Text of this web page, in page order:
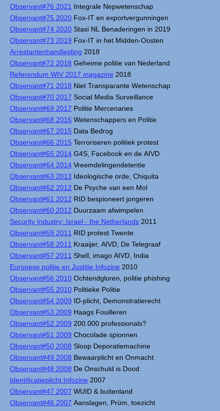
Observant#76 2021 Integrale Nepwetenschap
Observant#75 2020 Fox-IT en exportvergunningen
Observant#74 2020 Stasi NL Benaderingen in 2019
Observant#73 2019 Fox-IT in het Midden-Oosten
Arrestantenhandleiding 2018
Observant#72 2018 Geheime politie van Nederland
Referendum WIV 2017 magazine 2018
Observant#71 2018 Niet Transparante Wetenschap
Observant#70 2017 Social Media Surveillance
Observant#69 2017 Politie Mercenaries
Observant#68 2016 Wetenschappers en Politie
Observant#67 2015 Data Bedrog
Observant#66 2015 Terroriseren politiek protest
Observant#65 2014 G4S, Facebook en de AIVD
Observant#64 2014 Vreemdelingendetentie
Observant#63 2013 Ideologische orde, Chiquita
Observant#62 2012 De Psyche van een Mol
Observant#61 2012 RID bespioneert jongeren
Observant#60 2012 Duurzaam afwimpelen
Security Industry: Israel - the Netherlands 2011
Observant#59 2011 RID protest Twente
Observant#58 2011 Kraaijer, AIVD, De Telegraaf
Observant#57 2011 Shell, imago AIVD, India
Europese politie en Justitie Infozine 2010
Observant#56 2010 Ochtendgloren, politie phishing
Observant#55 2010 Politieke Politie
Observant#54 2009 ID-plicht, Demonstratierecht
Observant#53 2009 Haags Fouilleren
Observant#52 2009 200.000 professionals?
Observant#51 2009 Chocolade spionnen
Observant#50 2008 Sloop Deporatiemachine
Observant#49 2008 Bewaarplicht en Onmacht
Observant#48 2008 De Onschuld is Dood
Identificatieplicht Infozine 2007
Observant#47 2007 WUID & buitenland
Observant#46 2007 Aanslagen, Prüm, toezicht